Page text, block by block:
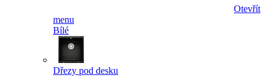
Otevřít
menu
Bílé
Dřezy pod desku